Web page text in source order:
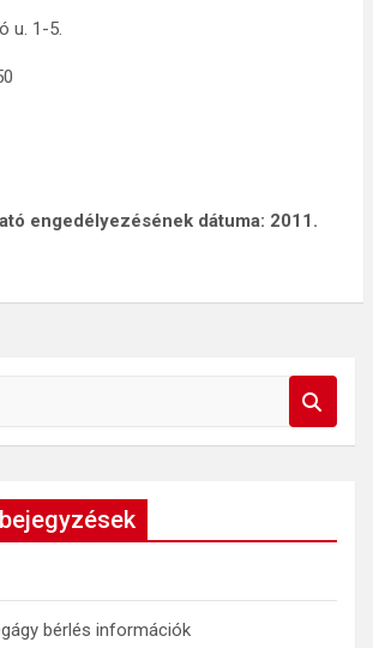
u. 1-5.
engedélyezésének dátuma: 2011.
bérlés információk